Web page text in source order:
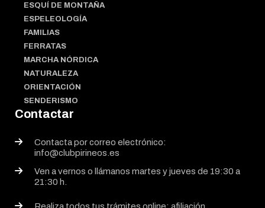
ESQUÍ DE MONTAÑA
ESPELEOLOGÍA
FAMILIAS
FERRATAS
MARCHA NÓRDICA
NATURALEZA
ORIENTACIÓN
SENDERISMO
Contactar
Contacta por correo electrónico:
info@clubpirineos.es
Ven a vernos o llámanos martes y jueves de 19:30 a
21:30 h.